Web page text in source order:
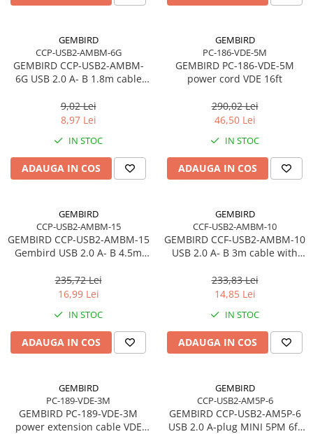
GEMBIRD
CCP-USB2-AMBM-6G
GEMBIRD CCP-USB2-AMBM-
6G USB 2.0 A- B 1.8m cable
9,02 Lei
8,97 Lei
IN STOC
ADAUGA IN COS
GEMBIRD
PC-186-VDE-5M
GEMBIRD PC-186-VDE-5M
power cord VDE 16ft
290,02 Lei
46,50 Lei
IN STOC
ADAUGA IN COS
GEMBIRD
CCP-USB2-AMBM-15
GEMBIRD CCP-USB2-AMBM-15
Gembird USB 2.0 A- B 4.5m
235,72 Lei
16,99 Lei
IN STOC
ADAUGA IN COS
GEMBIRD
CCF-USB2-AMBM-10
GEMBIRD CCF-USB2-AMBM-10
USB 2.0 A- B 3m cable with
233,83 Lei
14,85 Lei
IN STOC
ADAUGA IN COS
GEMBIRD
PC-189-VDE-3M
GEMBIRD PC-189-VDE-3M
power extension cable VDE
GEMBIRD
CCP-USB2-AM5P-6
GEMBIRD CCP-USB2-AM5P-6
USB 2.0 A-plug MINI 5PM 6ft